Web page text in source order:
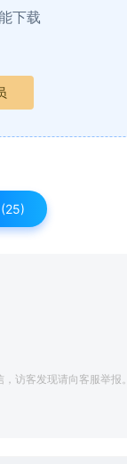
下载
25)
访客发现请向客服举报。